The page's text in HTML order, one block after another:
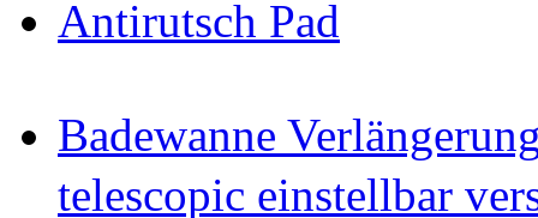
Antirutsch Pad
Badewanne
telescopic einstellbar